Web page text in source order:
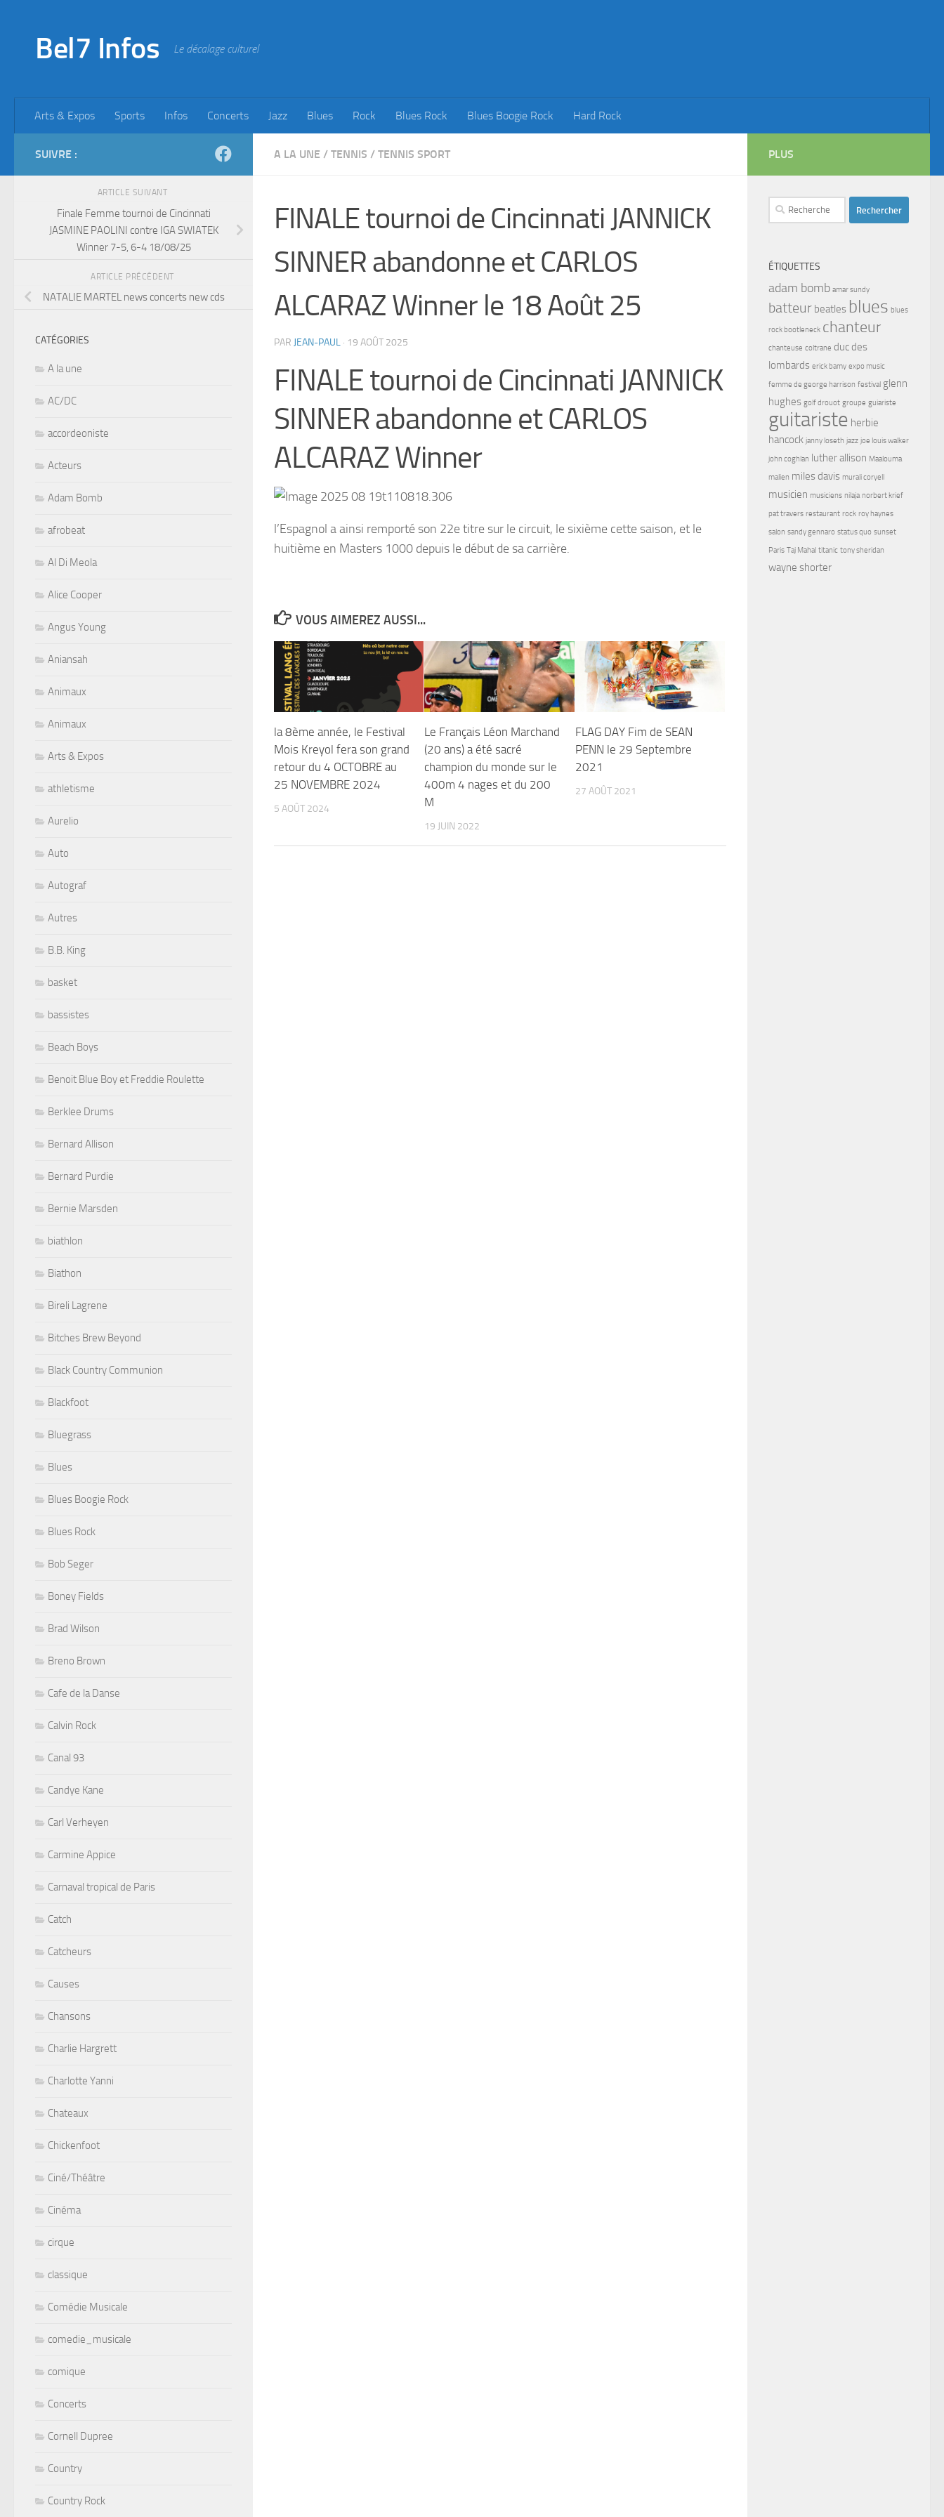
Bel7 Infos Le décalage culturel
Arts & Expos Sports Infos Concerts Jazz Blues Rock Blues Rock Blues Boogie Rock Hard Rock
A LA UNE / TENNIS / TENNIS SPORT
FINALE tournoi de Cincinnati JANNICK
SINNER abandonne et CARLOS
ALCARAZ Winner le 18 Août 25
PAR JEAN-PAUL · 19 AOÛT 2025
FINALE tournoi de Cincinnati JANNICK
SINNER abandonne et CARLOS
ALCARAZ Winner
l’Espagnol a ainsi remporté son 22e titre sur le circuit, le sixième cette saison, et le
huitième en Masters 1000 depuis le début de sa carrière.
VOUS AIMEREZ AUSSI...
la 8ème année, le Festival
Mois Kreyol fera son grand
retour du 4 OCTOBRE au
25 NOVEMBRE 2024
5 AOÛT 2024
Le Français Léon Marchand
(20 ans) a été sacré
champion du monde sur le
400m 4 nages et du 200
M
19 JUIN 2022
FLAG DAY Fim de SEAN
PENN le 29 Septembre
2021
27 AOÛT 2021
SUIVRE :
ARTICLE SUIVANT
Finale Femme tournoi de Cincinnati
JASMINE PAOLINI contre IGA SWIATEK
Winner 7-5, 6-4 18/08/25
ARTICLE PRÉCÉDENT
NATALIE MARTEL news concerts new cds
CATÉGORIES
A la une
AC/DC
accordeoniste
Acteurs
Adam Bomb
afrobeat
Al Di Meola
Alice Cooper
Angus Young
Aniansah
Animaux
Animaux
Arts & Expos
athletisme
Aurelio
Auto
Autograf
Autres
B.B. King
basket
bassistes
Beach Boys
Benoit Blue Boy et Freddie Roulette
Berklee Drums
Bernard Allison
Bernard Purdie
Bernie Marsden
biathlon
Biathon
Bireli Lagrene
Bitches Brew Beyond
Black Country Communion
Blackfoot
Bluegrass
Blues
Blues Boogie Rock
Blues Rock
Bob Seger
Boney Fields
Brad Wilson
Breno Brown
Cafe de la Danse
Calvin Rock
Canal 93
Candye Kane
Carl Verheyen
Carmine Appice
Carnaval tropical de Paris
Catch
Catcheurs
Causes
Chansons
Charlie Hargrett
Charlotte Yanni
Chateaux
Chickenfoot
Ciné/Théâtre
Cinéma
cirque
classique
Comédie Musicale
comedie_musicale
comique
Concerts
Cornell Dupree
Country
Country Rock
PLUS
Rechercher :
ÉTIQUETTES
adam bomb amar sundy
batteur beatles blues blues
rock bootleneck chanteur
chanteuse coltrane duc des
lombards erick bamy expo music
femme de george harrison festival glenn
hughes golf drouot groupe guiariste
guitariste herbie
hancock janny loseth jazz joe louis walker
john coghlan luther allison Maalouma
malien miles davis murali coryell
musicien musiciens nilaja norbert krief
pat travers restaurant rock roy haynes
salon sandy gennaro status quo sunset
Paris Taj Mahal titanic tony sheridan
wayne shorter